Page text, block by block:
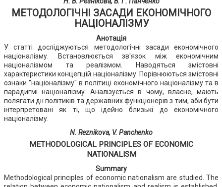
МЕТОДОЛОГІЧНІ ЗАСАДИ ЕКОНОМІЧНОГО
НАЦІОНАЛІЗМУ
Анотація
У статті досліджуються методологічні засади економічного
націоналізму. Встановлюється зв'язок між економічним
націоналізмом та реалізмом. Наводяться змістовні
характеристики концепцій націоналізму. Порівнюються змістовні
ознаки "націоналізму" в політиці економічного націоналізму та в
парадигмі націоналізму. Аналізується в чому, власне, мають
полягати дії політиків та державних функціонерів з тим, аби бути
інтерпретовані як ті, що ідейно близькі до економічного
націоналізму.
N. Reznikova, V. Panchenko
METHODOLOGICAL PRINCIPLES OF ECONOMIC
NATIONALISM
Summary
Methodological principles of economic nationalism are studied. The